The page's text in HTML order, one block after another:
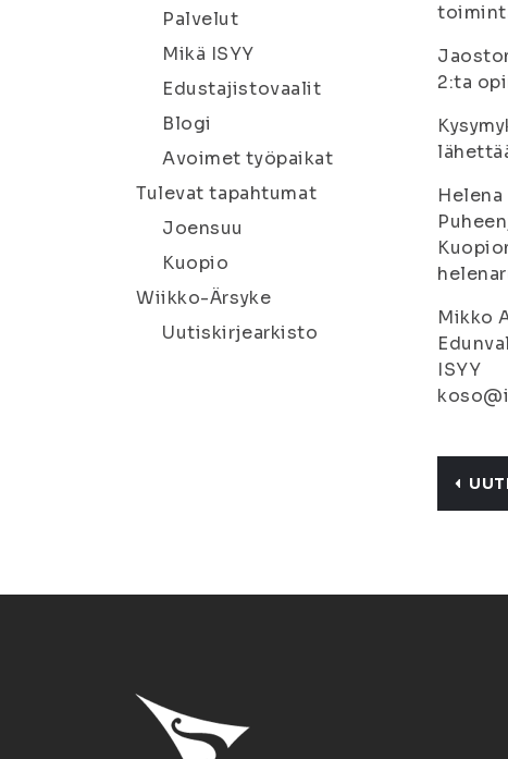
Palvelut
Mikä ISYY
Edustajistovaalit
Blogi
Avoimet työpaikat
Tulevat tapahtumat
Joensuu
Kuopio
Wiikko-Ärsyke
Uutiskirjearkisto
2:ta
Helena
Mikko
ISYY